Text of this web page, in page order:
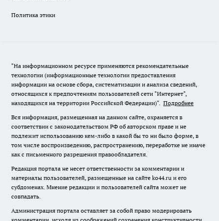
Политика этики
"На информационном ресурсе применяются рекомендательные
технологии (информационные технологии предоставления
информации на основе сбора, систематизации и анализа сведений,
относящихся к предпочтениям пользователей сети "Интернет",
находящихся на территории Российской Федерации)". Подробнее
Вся информация, размещенная на данном сайте, охраняется в
соответствии с законодательством РФ об авторском праве и не
подлежит использованию кем-либо в какой бы то ни было форме, в
том числе воспроизведению, распространению, переработке не иначе
как с письменного разрешения правообладателя.
Редакция портала не несет ответственности за комментарии и
материалы пользователей, размещенные на сайте ko44.ru и его
субдоменах. Мнение редакции и пользователей сайта может не
совпадать.
Администрация портала оставляет за собой право модерировать